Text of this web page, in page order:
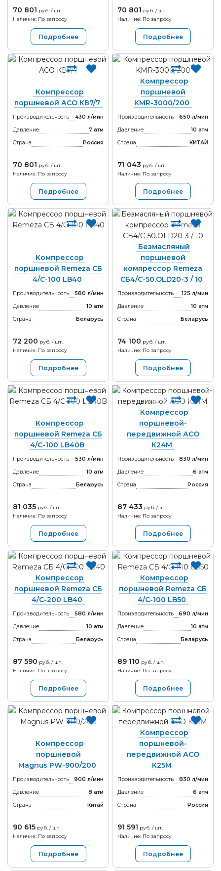
70 801 руб. / шт.
Наличие: По запросу
Подробнее
70 801 руб. / шт.
Наличие: По запросу
Подробнее
Компрессор
поршневой АСО КВ7/7
Производительность
430 л/мин
Давление
7 атм
Страна
Россия
70 801 руб. / шт.
Наличие: По запросу
Подробнее
Компрессор
поршневой
KMR-3000/200
Производительность
650 л/мин
Давление
10 атм
Страна
КИТАЙ
71 043 руб. / шт.
Наличие: По запросу
Подробнее
Компрессор
поршневой Remeza СБ
4/С-100 LB40
Производительность
580 л/мин
Давление
10 атм
Страна
Беларусь
72 200 руб. / шт.
Наличие: По запросу
Подробнее
Безмасляный
поршневой
компрессор Remeza
СБ4/C-50.OLD20-3 / 10
Производительность
125 л/мин
Давление
10 атм
Страна
Беларусь
74 100 руб. / шт.
Наличие: По запросу
Подробнее
Компрессор
поршневой Remeza СБ
4/С-100 LB40B
Производительность
530 л/мин
Давление
10 атм
Страна
Беларусь
81 035 руб. / шт.
Наличие: По запросу
Подробнее
Компрессор
поршневой-
передвижной АСО
К24М
Производительность
830 л/мин
Давление
6 атм
Страна
Россия
87 433 руб. / шт.
Наличие: По запросу
Подробнее
Компрессор
поршневой Remeza СБ
4/С-200 LB40
Производительность
580 л/мин
Давление
10 атм
Страна
Беларусь
87 590 руб. / шт.
Наличие: По запросу
Подробнее
Компрессор
поршневой Remeza СБ
4/С-100 LB50
Производительность
690 л/мин
Давление
10 атм
Страна
Беларусь
89 110 руб. / шт.
Наличие: По запросу
Подробнее
Компрессор
поршневой
Magnus PW-900/200
Производительность
900 л/мин
Давление
8 атм
Страна
Китай
90 615 руб. / шт.
Наличие: По запросу
Подробнее
Компрессор
поршневой-
передвижной АСО
К25М
Производительность
830 л/мин
Давление
6 атм
Страна
Россия
91 591 руб. / шт.
Наличие: По запросу
Подробнее